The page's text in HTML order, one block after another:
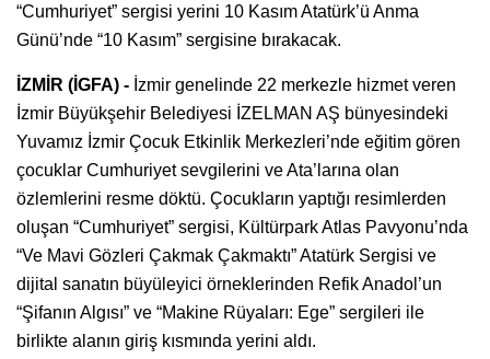
“Cumhuriyet” sergisi yerini 10 Kasım Atatürk’ü Anma
Günü’nde “10 Kasım” sergisine bırakacak.
İZMİR (İGFA) - İzmir genelinde 22 merkezle hizmet veren
İzmir Büyükşehir Belediyesi İZELMAN AŞ bünyesindeki
Yuvamız İzmir Çocuk Etkinlik Merkezleri’nde eğitim gören
çocuklar Cumhuriyet sevgilerini ve Ata’larına olan
özlemlerini resme döktü. Çocukların yaptığı resimlerden
oluşan “Cumhuriyet” sergisi, Kültürpark Atlas Pavyonu’nda
“Ve Mavi Gözleri Çakmak Çakmaktı” Atatürk Sergisi ve
dijital sanatın büyüleyici örneklerinden Refik Anadol’un
“Şifanın Algısı” ve “Makine Rüyaları: Ege” sergileri ile
birlikte alanın giriş kısmında yerini aldı.